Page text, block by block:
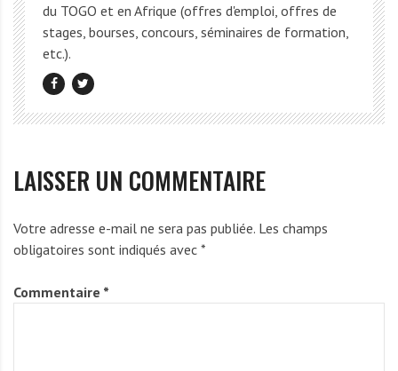
du TOGO et en Afrique (offres d'emploi, offres de
stages, bourses, concours, séminaires de formation,
etc.).
LAISSER UN COMMENTAIRE
Votre adresse e-mail ne sera pas publiée. Les champs
obligatoires sont indiqués avec *
Commentaire *